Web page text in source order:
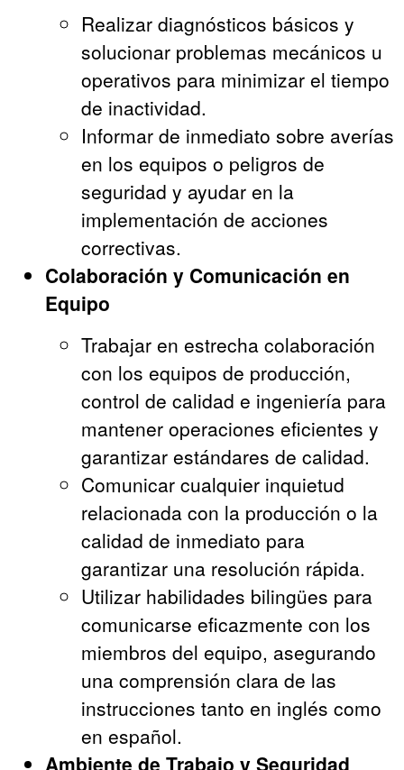
Realizar diagnósticos básicos y
solucionar problemas mecánicos u
operativos para minimizar el tiempo
de inactividad.
Informar de inmediato sobre averías
en los equipos o peligros de
seguridad y ayudar en la
implementación de acciones
correctivas.
Colaboración y Comunicación en
Equipo
Trabajar en estrecha colaboración
con los equipos de producción,
control de calidad e ingeniería para
mantener operaciones eficientes y
garantizar estándares de calidad.
Comunicar cualquier inquietud
relacionada con la producción o la
calidad de inmediato para
garantizar una resolución rápida.
Utilizar habilidades bilingües para
comunicarse eficazmente con los
miembros del equipo, asegurando
una comprensión clara de las
instrucciones tanto en inglés como
en español.
Ambiente de Trabajo y Seguridad